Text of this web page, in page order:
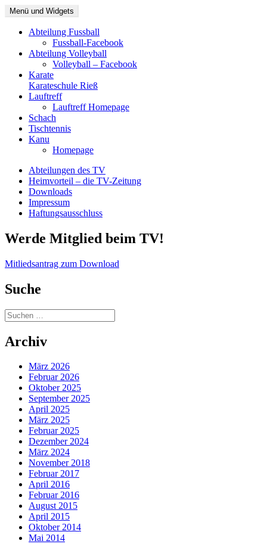
Zum
Inhalt
springen
TV Riedenburg
Portalseite
Menü und Widgets
Abteilung Fussball
Fussball-Facebook
Abteilung Volleyball
Volleyball – Facebook
Karate
Karateschule Rieß
Lauftreff
Lauftreff Homepage
Schach
Tischtennis
Kanu
Homepage
Abteilungen des TV
Heimvorteil – die TV-Zeitung
Downloads
Impressum
Haftungsausschluss
Werde Mitglied beim TV!
Mitliedsantrag zum Download
Suche
Suchen
nach:
Archiv
März 2026
Februar 2026
Oktober 2025
September 2025
April 2025
März 2025
Februar 2025
Dezember 2024
März 2024
November 2018
Februar 2017
April 2016
Februar 2016
August 2015
April 2015
Oktober 2014
Mai 2014